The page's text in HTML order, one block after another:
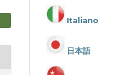
Italiano
日本語